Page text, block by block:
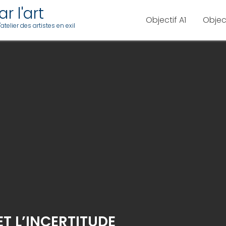
l'art
des artistes en exil Objectif A1
L’INCERTITUDE